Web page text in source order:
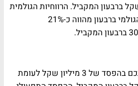
מיליון שקל ברבעון המקביל. הרווחיות הגולמית
ירדה אף היא: הרווח הגולמי ברבעון מהווה כ-21%
הסתכם בהפסד של 3 מיליון שקל לעומת